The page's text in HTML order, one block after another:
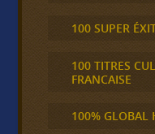
100 SUPER
100 TITRES
FRANCAISE
100% GLOBAL